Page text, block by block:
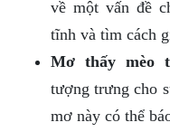
về một vấn đề
tĩnh và tìm cách
Mơ thấy mèo
tượng trưng cho
mơ này có thể